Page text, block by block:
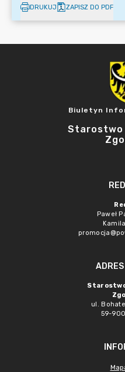
DRUKUJ ZAPISZ DO PDF
Biuletyn
Starostwo
Paweł
ADRES
ul.
59-